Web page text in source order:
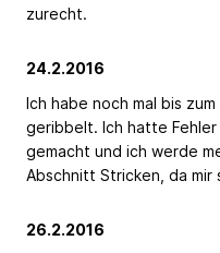
zurecht.
24.2.2016
Ich habe noch mal bis
geribbelt. Ich hatte
gemacht und ich werde
Abschnitt Stricken, da mir
26.2.2016